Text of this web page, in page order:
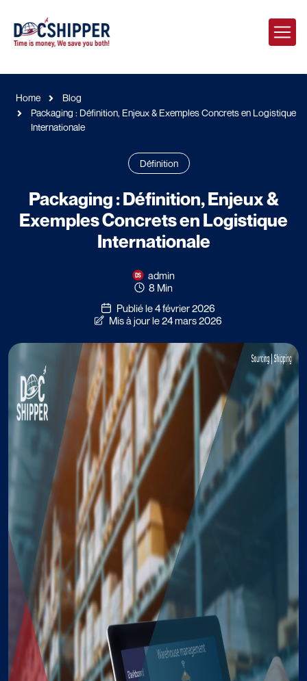
Home
Blog
Packaging : Définition, Enjeux & Exemples Concrets en Logistique
Internationale
Définition
Packaging : Définition, Enjeux &
Exemples Concrets en Logistique
Internationale
admin
8 Min
Publié le 4 février 2026
Mis à jour le 24 mars 2026